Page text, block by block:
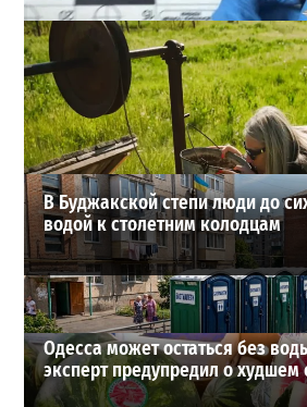
В Одессе стреляли по
раненые (ОБНОВЛЕНО)
02-08-2026 в 22:15
ВИБОР РЕДАКЦИИ
В Буджакской степи люди до
водой к столетним колодцам
Одесса может остаться без
эксперт предупредил о худшем